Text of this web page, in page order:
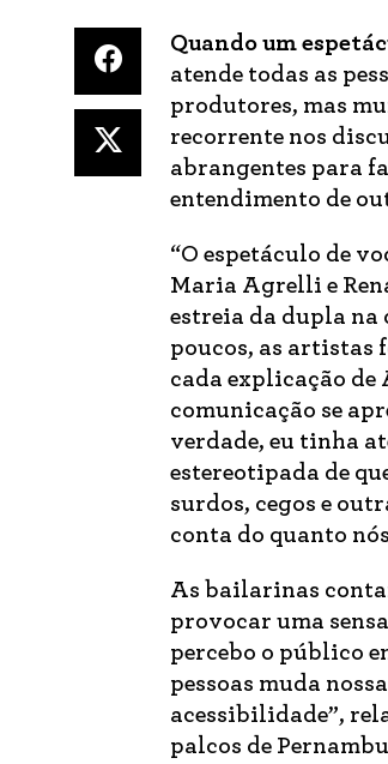
Quando um
atende todas as
produtores, mas
recorrente nos
abrangentes para
entendimento de
“O espetáculo de
Maria Agrelli e
estreia da dupla na
poucos, as artistas
cada explicação
comunicação se
verdade, eu tinha
estereotipada de
surdos, cegos e
conta do quanto
As bailarinas
provocar uma
percebo o público
pessoas muda
acessibilidade”,
palcos de